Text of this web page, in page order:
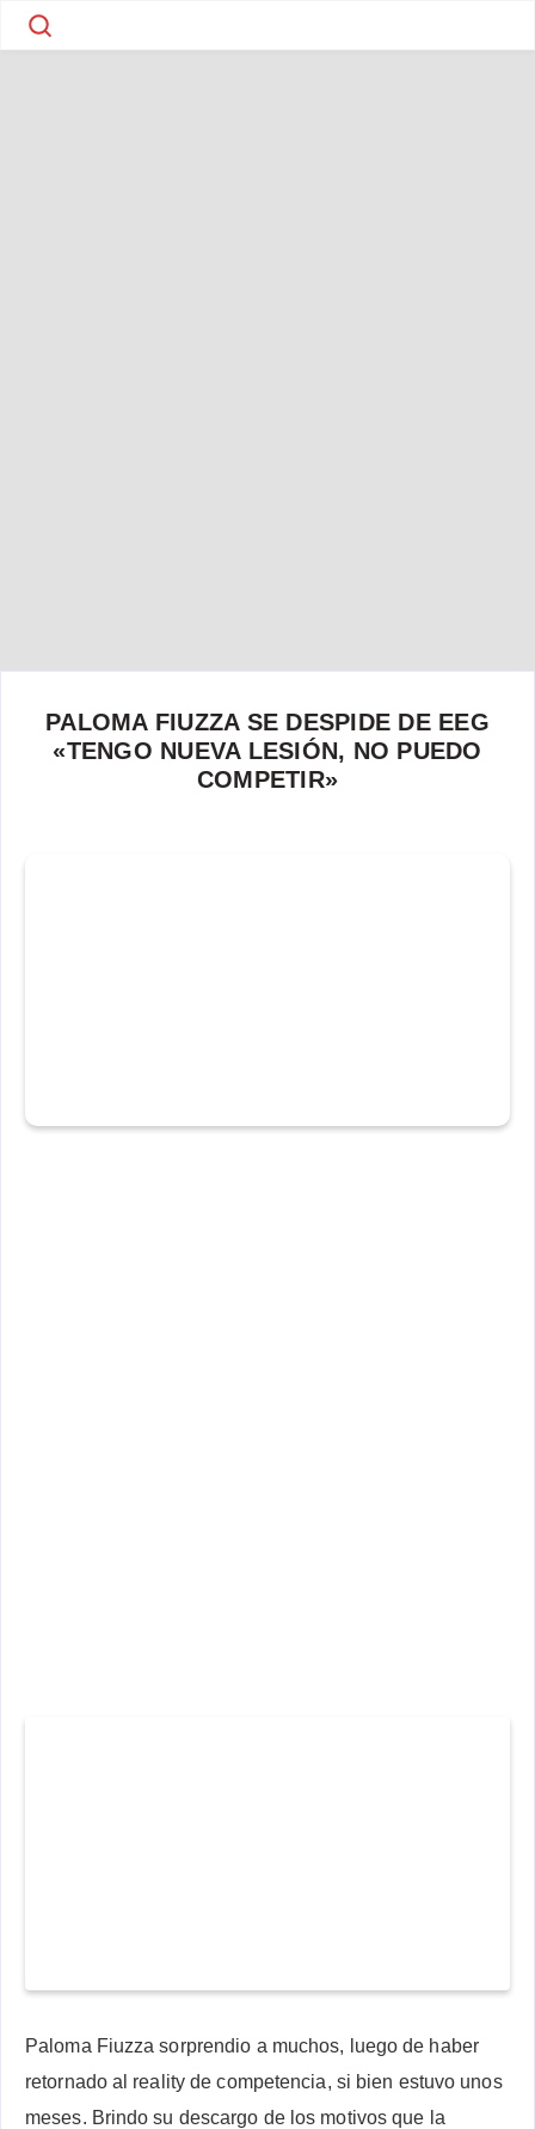
PALOMA FIUZZA SE DESPIDE DE EEG
«TENGO NUEVA LESIÓN, NO PUEDO
COMPETIR»
Paloma Fiuzza sorprendio a muchos, luego de haber
retornado al reality de competencia, si bien estuvo unos
meses. Brindo su descargo de los motivos que la